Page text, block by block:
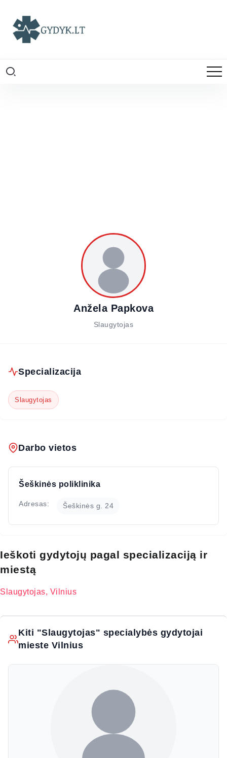
Anžela Papkova
Slaugytojas
Specializacija
Slaugytojas
Darbo vietos
Šeškinės poliklinika
Adresas: Šeškinės g. 24
Ieškoti gydytojų pagal specializaciją ir
miestą
Slaugytojas, Vilnius
Kiti "Slaugytojas" specialybės gydytojai
mieste Vilnius